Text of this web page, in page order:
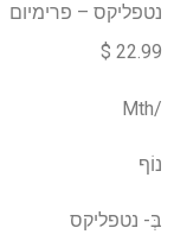
נטפליקס – פרימיום
22.99 $
/Mth
נוֹף
בְּ- נטפליקס